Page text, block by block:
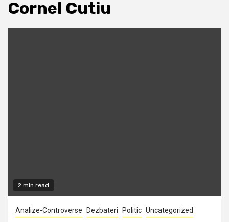
Cornel Cutiu
2 min read
Analize-Controverse Dezbateri Politic Uncategorized